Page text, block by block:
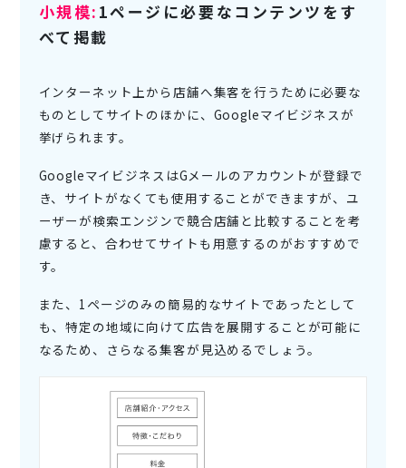
小規模: 1ページに必要なコンテンツをす
べて掲載
インターネット上から店舗へ集客を行うために必要な
ものとしてサイトのほかに、Googleマイビジネスが
挙げられます。
GoogleマイビジネスはGメールのアカウントが登録で
き、サイトがなくても使用することができますが、ユ
ーザーが検索エンジンで競合店舗と比較することを考
慮すると、合わせてサイトも用意するのがおすすめで
す。
また、1ページのみの簡易的なサイトであったとして
も、特定の地域に向けて広告を展開することが可能に
なるため、さらなる集客が見込めるでしょう。